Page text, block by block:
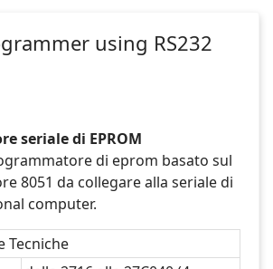
using RS232
seriale di EPROM
di eprom basato sul
8051 da collegare alla seriale di
computer.
Tecniche